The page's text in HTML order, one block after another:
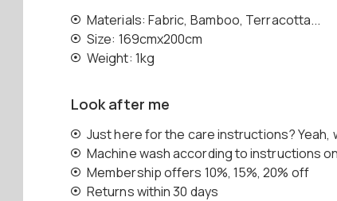
Materials: Fabric, Bamboo, Terracotta...
Size: 169cmx200cm
Weight: 1kg
Look after me
Just here for the care instructions? Yeah,
Machine wash according to instructions
Membership offers 10%, 15%, 20% off
Returns within 30 days